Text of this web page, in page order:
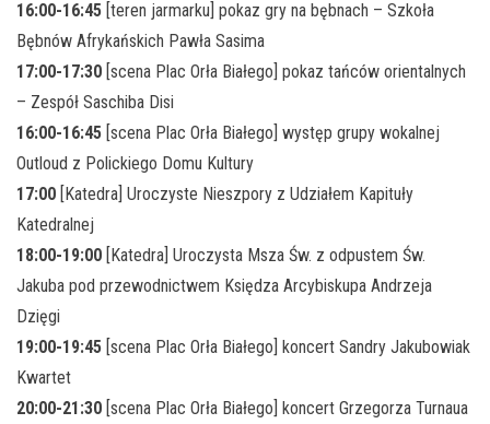
16:00-16:45 [teren jarmarku] pokaz gry na bębnach – Szkoła
Bębnów Afrykańskich Pawła Sasima
17:00-17:30 [scena Plac Orła Białego] pokaz tańców orientalnych
– Zespół Saschiba Disi
16:00-16:45 [scena Plac Orła Białego] występ grupy wokalnej
Outloud z Polickiego Domu Kultury
17:00 [Katedra] Uroczyste Nieszpory z Udziałem Kapituły
Katedralnej
18:00-19:00 [Katedra] Uroczysta Msza Św. z odpustem Św.
Jakuba pod przewodnictwem Księdza Arcybiskupa Andrzeja
Dzięgi
19:00-19:45 [scena Plac Orła Białego] koncert Sandry Jakubowiak
Kwartet
20:00-21:30 [scena Plac Orła Białego] koncert Grzegorza Turnaua